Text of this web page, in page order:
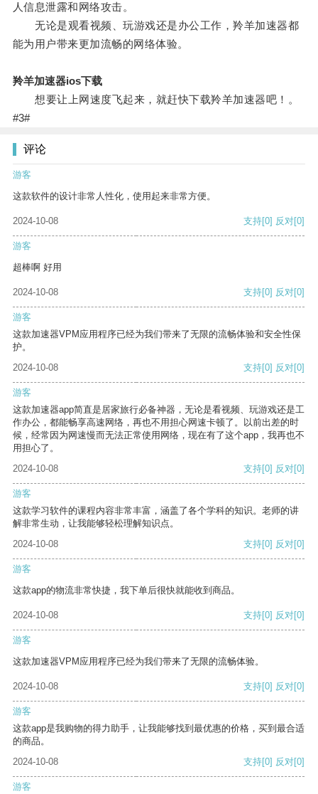
人信息泄露和网络攻击。
无论是观看视频、玩游戏还是办公工作，羚羊加速器都
能为用户带来更加流畅的网络体验。
羚羊加速器ios下载
想要让上网速度飞起来，就赶快下载羚羊加速器吧！。
#3#
评论
游客
这款软件的设计非常人性化，使用起来非常方便。
2024-10-08 支持[0] 反对[0]
游客
超棒啊 好用
2024-10-08 支持[0] 反对[0]
游客
这款加速器VPM应用程序已经为我们带来了无限的流畅体验和安全性保
护。
2024-10-08
支持[0] 反对[0]
游客
这款加速器app简直是居家旅行必备神器，无论是看视频、玩游戏还是工
作办公，都能畅享高速网络，再也不用担心网速卡顿了。以前出差的时
候，经常因为网速慢而无法正常使用网络，现在有了这个app，我再也不
用担心了。
2024-10-08
支持[0] 反对[0]
游客
这款学习软件的课程内容非常丰富，涵盖了各个学科的知识。老师的讲
解非常生动，让我能够轻松理解知识点。
2024-10-08
支持[0] 反对[0]
游客
这款app的物流非常快捷，我下单后很快就能收到商品。
2024-10-08 支持[0] 反对[0]
游客
这款加速器VPM应用程序已经为我们带来了无限的流畅体验。
2024-10-08 支持[0] 反对[0]
游客
这款app是我购物的得力助手，让我能够找到最优惠的价格，买到最合适
的商品。
2024-10-08
支持[0] 反对[0]
游客